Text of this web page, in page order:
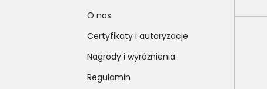
O nas
Certyfikaty i autoryzacje
Nagrody i wyróżnienia
Regulamin